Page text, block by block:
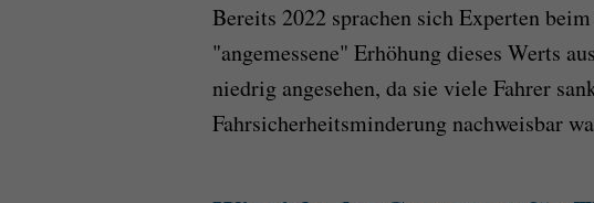
Bereits 2022 sprachen sich Experten
"angemessene" Erhöhung dieses Werts
niedrig angesehen, da sie viele Fahrer
Fahrsicherheitsminderung nachweisbar